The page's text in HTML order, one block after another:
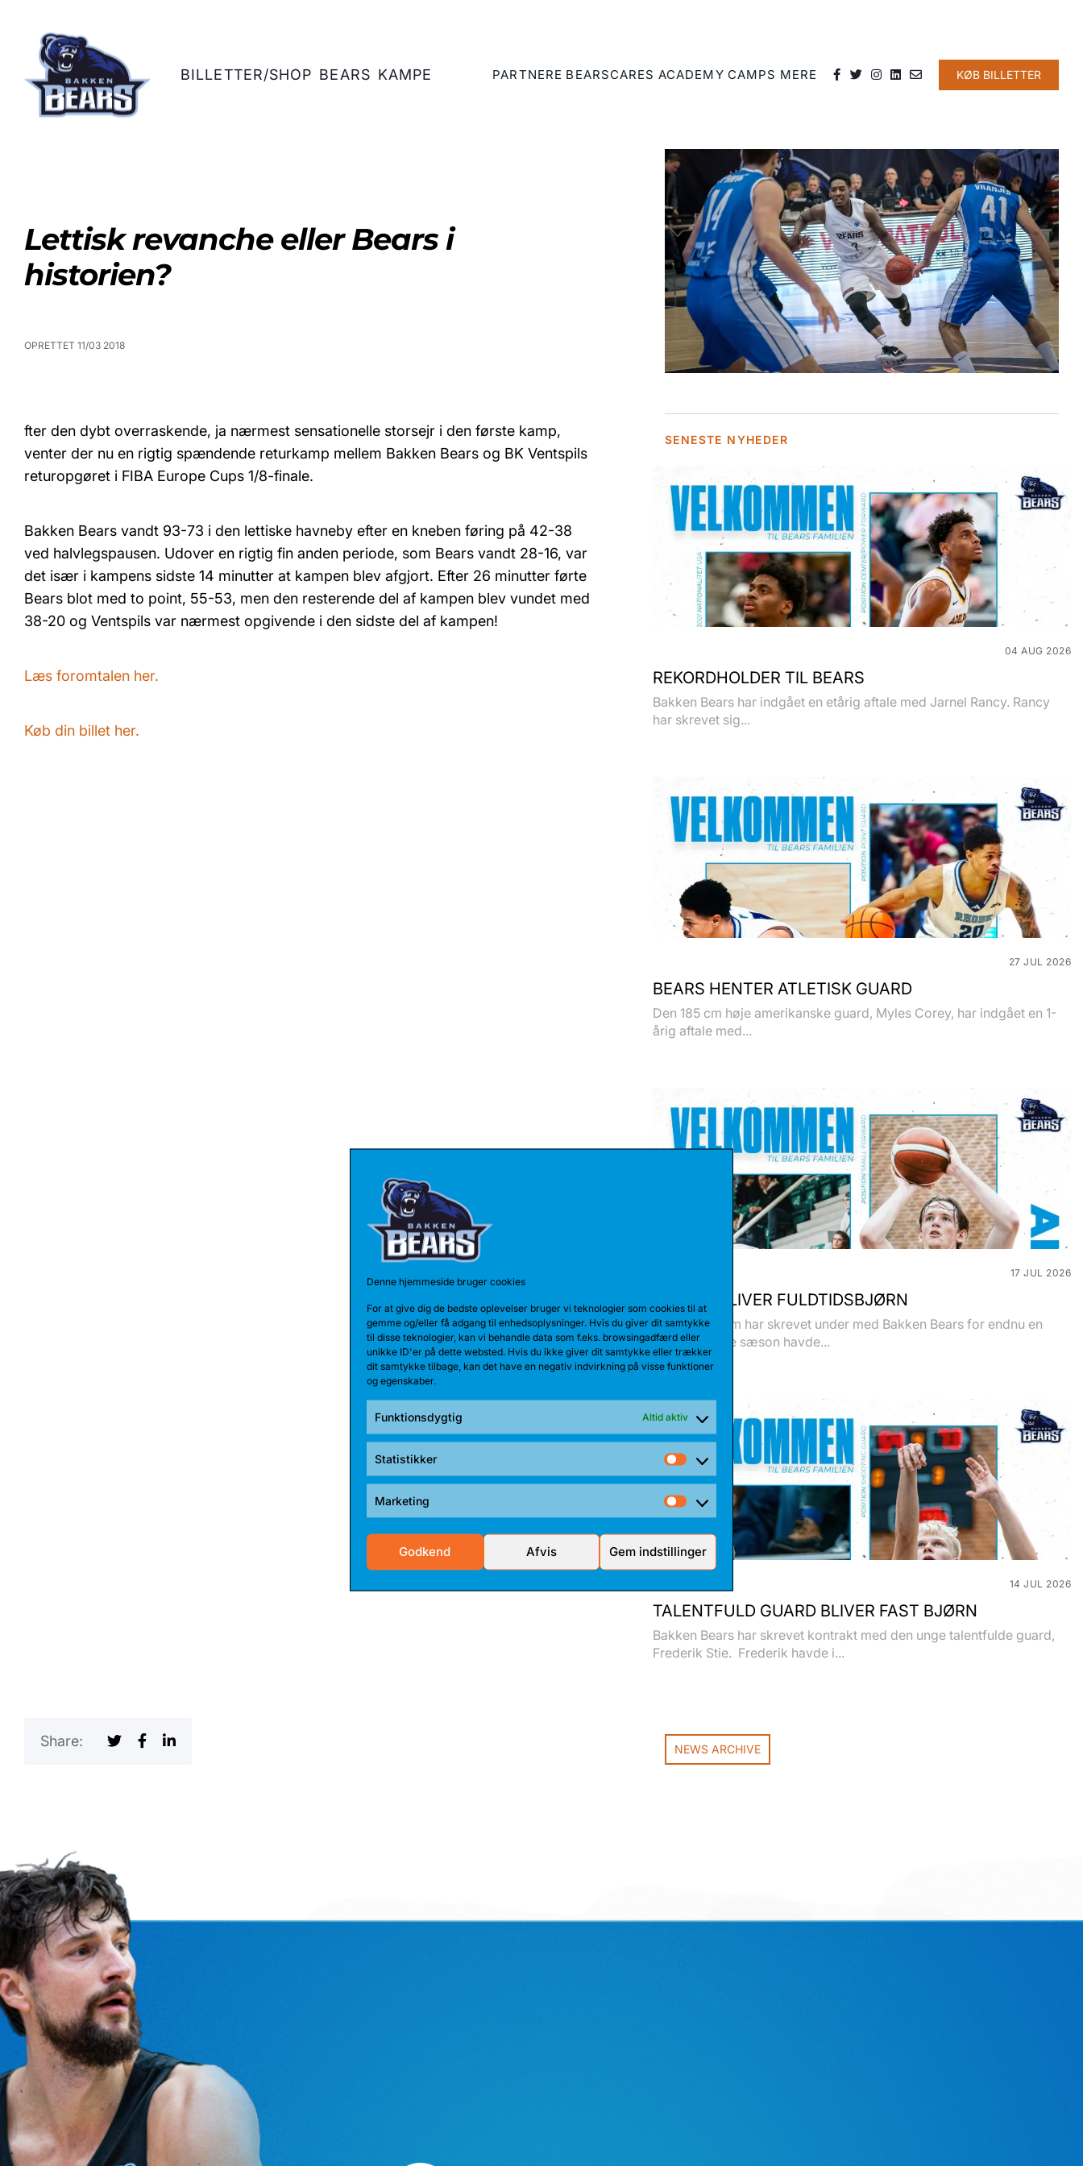
Denne hjemmeside bruger cookies
For at give dig de bedste oplevelser bruger vi teknologier som cookies til at
gemme og/eller få adgang til enhedsoplysninger. Hvis du giver dit samtykke
til disse teknologier, kan vi behandle data som f.eks. browsingadfærd eller
unikke ID'er på dette websted. Hvis du ikke giver dit samtykke eller trækker
dit samtykke tilbage, kan det have en negativ indvirkning på visse funktioner
og egenskaber.
Funktionsdygtig Altid aktiv
Statistikker
Statistikker
Marketing
Marketing
Godkend Afvis Gem indstillinger
BILLETTER/SHOP BEARS KAMPE PARTNERE BEARSCARES ACADEMY CAMPS MERE KØB BILLETTER
Lettisk revanche eller Bears i
historien?
OPRETTET 11/03 2018
fter den dybt overraskende, ja nærmest sensationelle storsejr i den første kamp,
venter der nu en rigtig spændende returkamp mellem Bakken Bears og BK Ventspils
returopgøret i FIBA Europe Cups 1/8-finale.
Bakken Bears vandt 93-73 i den lettiske havneby efter en kneben føring på 42-38
ved halvlegspausen. Udover en rigtig fin anden periode, som Bears vandt 28-16, var
det især i kampens sidste 14 minutter at kampen blev afgjort. Efter 26 minutter førte
Bears blot med to point, 55-53, men den resterende del af kampen blev vundet med
38-20 og Ventspils var nærmest opgivende i den sidste del af kampen!
Læs foromtalen her.
Køb din billet her.
Share:
SENESTE NYHEDER
04 AUG 2026
REKORDHOLDER TIL BEARS
Bakken Bears har indgået en etårig aftale med Jarnel Rancy. Rancy
har skrevet sig...
27 JUL 2026
BEARS HENTER ATLETISK GUARD
Den 185 cm høje amerikanske guard, Myles Corey, har indgået en 1-
årig aftale med...
17 JUL 2026
TALENT BLIVER FULDTIDSBJØRN
Anton Katholm har skrevet under med Bakken Bears for endnu en
sæson. Sidste sæson havde...
14 JUL 2026
TALENTFULD GUARD BLIVER FAST BJØRN
Bakken Bears har skrevet kontrakt med den unge talentfulde guard,
Frederik Stie. Frederik havde i...
NEWS ARCHIVE